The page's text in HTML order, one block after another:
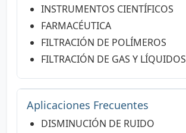
INSTRUMENTOS CIENTÍFICOS
FARMACÉUTICA
FILTRACIÓN DE POLÍMEROS
FILTRACIÓN DE GAS Y LÍQUIDOS
Aplicaciones Frecuentes
DISMINUCIÓN DE RUIDO